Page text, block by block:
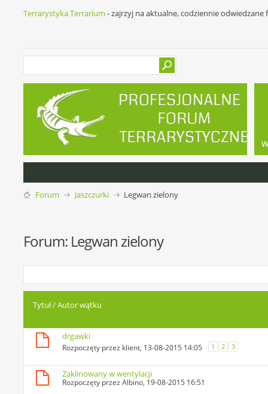
Terrarystyka Terrarium - zajrzyj na aktualne, codziennie
Forum Jaszczurki Legwan zielony
Forum: Legwan zielony
Tytuł/Autor wątku
drgawki
Rozpoczęty przez klient, 13-08-2015 14:05 1 2 3
Zaklinowany w wentylacji
Rozpoczęty przezAlbino, 19-08-2015 16:51